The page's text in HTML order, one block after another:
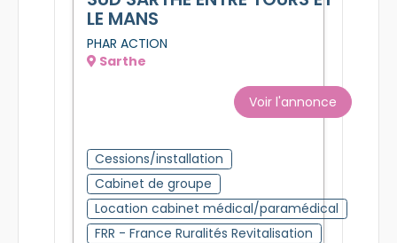
SUD SARTHE ENTRE TOURS ET
LE MANS
PHAR ACTION
Cessions/installation
Cabinet de groupe
Location cabinet médical/paramédical